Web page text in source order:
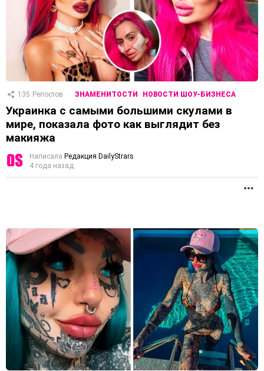
135 Репостов ЗНАМЕНИТОСТИ НОВОСТИ ШОУ-БИЗНЕСА
Украинка с самыми большими скулами в
мире, показала фото как выглядит без
макияжа
Написала Редакция DailyStrars
4 года назад